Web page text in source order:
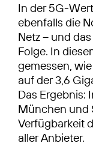
In der 5G-
ebenfalls die
Netz – und
Folge. In
gemessen,
auf der 3,6
Das Ergebnis:
München und
Verfügbarkeit
aller Anbieter.